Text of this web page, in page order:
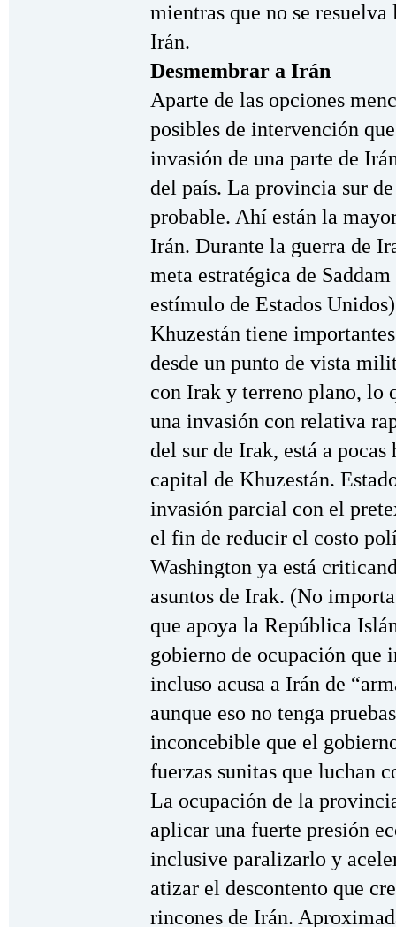
mientras que no se
Irán.
Desmembrar a Irán
Aparte de las opciones
posibles de intervención
invasión de una parte de
del país. La provincia sur
probable. Ahí están la
Irán. Durante la guerra de
meta estratégica de
estímulo de Estados
Khuzestán tiene
desde un punto de vista
con Irak y terreno plano, lo
una invasión con relativa
del sur de Irak, está a
capital de Khuzestán.
invasión parcial con el
el fin de reducir el costo
Washington ya está
asuntos de Irak. (No
que apoya la República
gobierno de ocupación que
incluso acusa a Irán de
aunque eso no tenga
inconcebible que el
fuerzas sunitas que luchan
La ocupación de la
aplicar una fuerte presión
inclusive paralizarlo y
atizar el descontento que
rincones de Irán.